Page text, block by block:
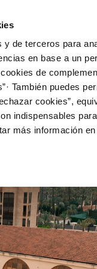
y de terceros para
en base a un
de
También puedes
cookies”,
indispensables
más información
de titular
de suministro
Tu Servicio
AL CLIENTE
contacto
y afectaciones
e impresos
del agua
consumidor
DE GESTIÓN Y
MEDIDAS ANTIFRAUDE